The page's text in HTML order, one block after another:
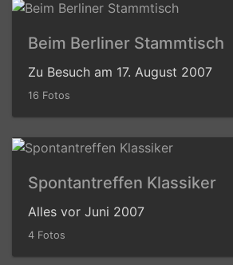
Beim Berliner Stammtisch
Zu Besuch am 17. August 2007
16 Fotos
Spontantreffen Klassiker
Alles vor Juni 2007
4 Fotos